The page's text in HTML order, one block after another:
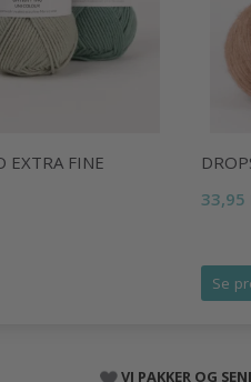
EXTRA FINE
33,95
Se
VI PAKKER OG